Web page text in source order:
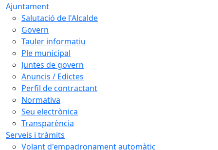
Ajuntament
Salutació de l'Alcalde
Govern
Tauler informatiu
Ple municipal
Juntes de govern
Anuncis / Edictes
Perfil de contractant
Normativa
Seu electrònica
Transparència
Serveis i tràmits
Volant d'empadronament automàtic